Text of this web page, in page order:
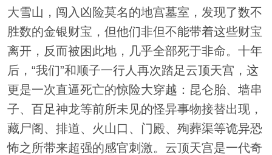
大雪山，闯入凶险莫名的地宫墓室，发现了数不
胜数的金银财宝，但他们非但不能带着这些财宝
离开，反而被困此地，几乎全部死于非命。十年
后，“我们”和顺子一行人再次踏足云顶天宫，这
更是一次直逼死亡的惊险大穿越：昆仑胎、墙串
子、百足神龙等前所未见的怪异事物接替出现，
藏尸阁、排道、火山口、门殿、殉葬渠等诡异恐
怖之所带来超强的感官刺激。云顶天宫是一代奇